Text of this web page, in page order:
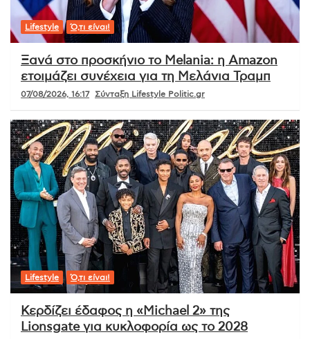
Lifestyle Ό,τι είναι!
Ξανά στο προσκήνιο το Melania: η Amazon
ετοιμάζει συνέχεια για τη Μελάνια Τραμπ
07/08/2026, 16:17 Σύνταξη Lifestyle Politic.gr
Lifestyle Ό,τι είναι!
Κερδίζει έδαφος η «Michael 2» της
Lionsgate για κυκλοφορία ως το 2028